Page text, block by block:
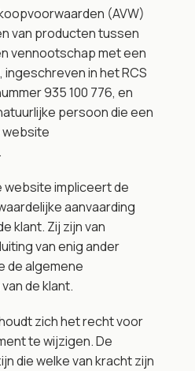
(AVW)
van producten tussen
vennootschap met een
ingeschreven in het RCS
935 100 776, en
persoon die een
website
website impliceert de
aanvaarding
klant. Zij zijn van
van enig ander
de algemene
de klant.
zich het recht voor
te wijzigen. De
die welke van kracht zijn